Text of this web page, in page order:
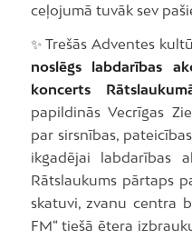
ceļojumā tuvāk sev
✨ Trešās Adventes
noslēgs labdarības
koncerts
papildinās Vecrīgas
par sirsnības,
ikgadējai labdarības
Rātslaukums pārtaps
skatuvi, zvanu centra
FM“ tiešā ētera